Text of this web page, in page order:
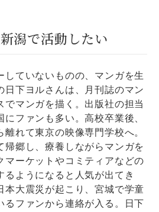
潟で活動したい
ていないものの、マンガを生
日下ヨルさんは、月刊誌のマン
でマンガを描く。出版社の担当
ファンも多い。高校卒業後、
れて東京の映像専門学校へ。
帰郷し、療養しながらマンガを
マーケットやコミティアなどの
るようになると人気が出てき
本大震災が起こり、宮城で学童
るファンから連絡が入る。日下